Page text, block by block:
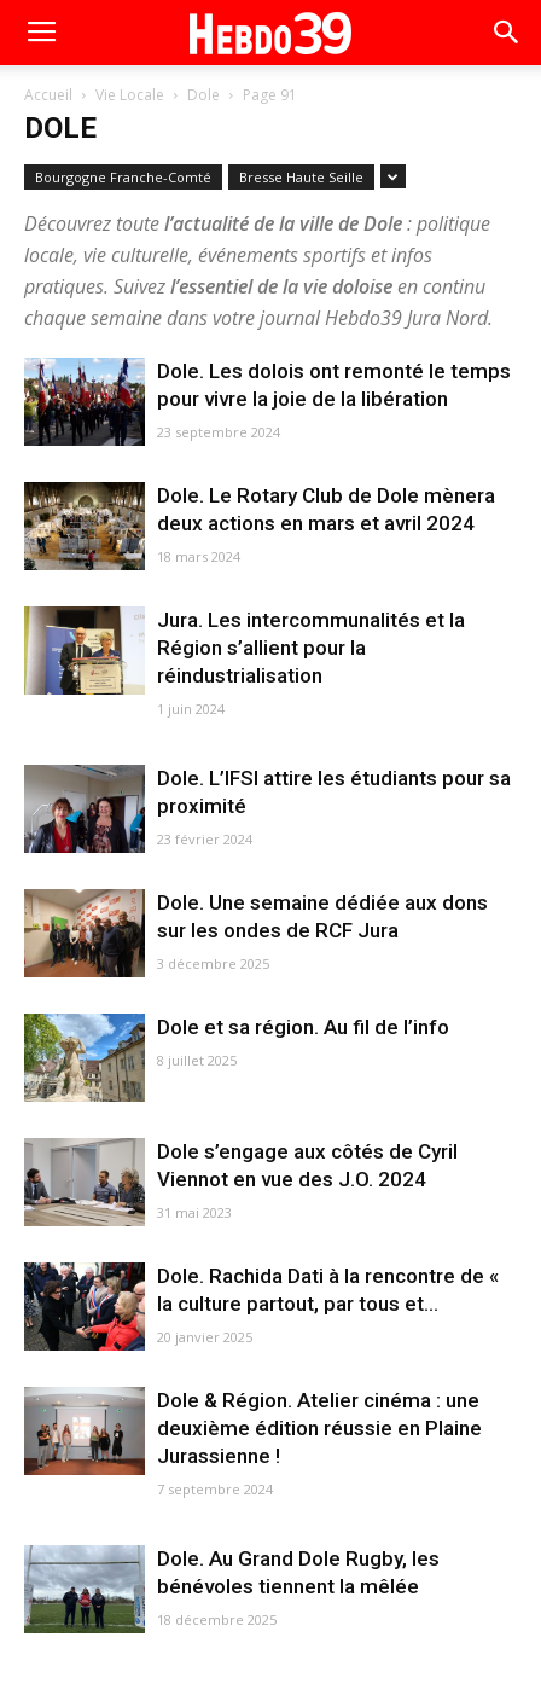
Accueil Vie Locale Dole Page 91
DOLE
Bourgogne Franche-Comté Bresse Haute Seille
Découvrez toutel’actualité de la ville de Dole: politique
locale, vie culturelle, événements sportifs et infos
pratiques. Suivezl’essentiel de la vie doloiseen continu
chaque semaine dans votre journal Hebdo39 Jura Nord.
Dole. Les dolois ont remonté le temps
pour vivre la joie de la libération
23 septembre 2024
Dole. Le Rotary Club de Dole mènera
deux actions en mars et avril 2024
18 mars 2024
Jura. Les intercommunalités et la
Région s’allient pour la
réindustrialisation
1 juin 2024
Dole. L’IFSI attire les étudiants pour sa
proximité
23 février 2024
Dole. Une semaine dédiée aux dons
sur les ondes de RCF Jura
3 décembre 2025
Dole et sa région. Au fil de l’info
8 juillet 2025
Dole s’engage aux côtés de Cyril
Viennot en vue des J.O. 2024
31 mai 2023
Dole. Rachida Dati à la rencontre de «
la culture partout, par tous et...
20 janvier 2025
Dole & Région. Atelier cinéma : une
deuxième édition réussie en Plaine
Jurassienne !
7 septembre 2024
Dole. Au Grand Dole Rugby, les
bénévoles tiennent la mêlée
18 décembre 2025